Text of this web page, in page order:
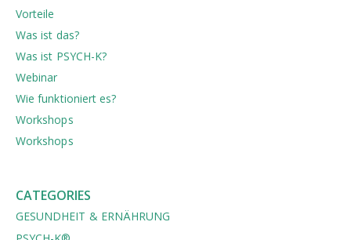
Vorteile
Was ist das?
Was ist PSYCH-K?
Webinar
Wie funktioniert es?
Workshops
Workshops
CATEGORIES
GESUNDHEIT & ERNÄHRUNG